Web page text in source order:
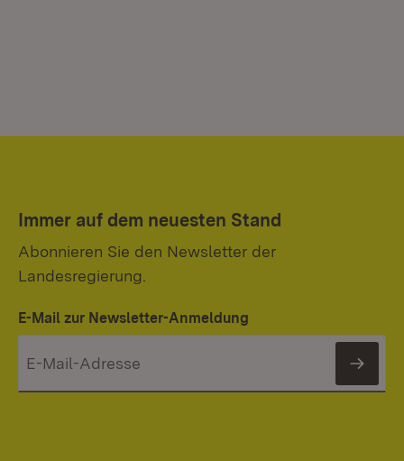
Immer auf dem neuesten Stand
Abonnieren Sie den Newsletter der
Landesregierung.
E-Mail zur Newsletter-Anmeldung